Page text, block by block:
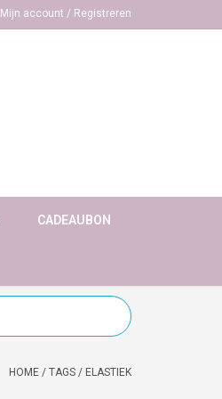
Mijn account / Registreren
CADEAUBON
HOME / TAGS / ELASTIEK